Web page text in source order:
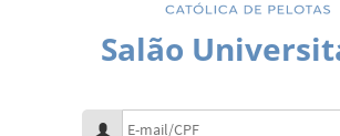
Salão